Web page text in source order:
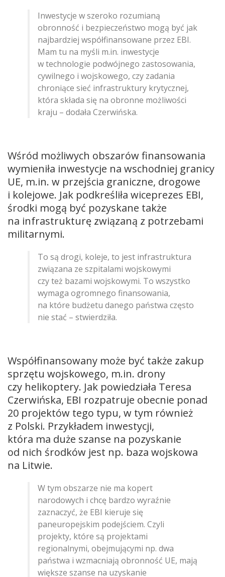
Inwestycje w szeroko rozumianą
obronność i bezpieczeństwo mogą być jak
najbardziej współfinansowane przez EBI.
Mam tu na myśli m.in. inwestycje
w technologie podwójnego zastosowania,
cywilnego i wojskowego, czy zadania
chroniące sieć infrastruktury krytycznej,
która składa się na obronne możliwości
kraju – dodała Czerwińska.
Wśród możliwych obszarów finansowania
wymieniła inwestycje na wschodniej granicy
UE, m.in. w przejścia graniczne, drogowe
i kolejowe. Jak podkreśliła wiceprezes EBI,
środki mogą być pozyskane także
na infrastrukturę związaną z potrzebami
militarnymi.
To są drogi, koleje, to jest infrastruktura
związana ze szpitalami wojskowymi
czy też bazami wojskowymi. To wszystko
wymaga ogromnego finansowania,
na które budżetu danego państwa często
nie stać – stwierdziła.
Współfinansowany może być także zakup
sprzętu wojskowego, m.in. drony
czy helikoptery. Jak powiedziała Teresa
Czerwińska, EBI rozpatruje obecnie ponad
20 projektów tego typu, w tym również
z Polski. Przykładem inwestycji,
która ma duże szanse na pozyskanie
od nich środków jest np. baza wojskowa
na Litwie.
W tym obszarze nie ma kopert
narodowych i chcę bardzo wyraźnie
zaznaczyć, że EBI kieruje się
paneuropejskim podejściem. Czyli
projekty, które są projektami
regionalnymi, obejmującymi np. dwa
państwa i wzmacniają obronność UE, mają
większe szanse na uzyskanie